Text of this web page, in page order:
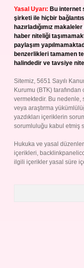
Yasal Uyarı: Bu internet
şirketi ile hiçbir
hazırladığımız
haber niteliği
paylaşım
benzerlikleri tamamen
halindedir ve tavsiye
Sitemiz, 5651 Sayılı
Kurumu (BTK) tarafından
vermektedir. Bu nedenle,
veya araştırma
yazdıkları içeriklerin
sorumluluğu kabul etmiş
Hukuka ve yasal
içerikleri,
ilgili içerikler yasal süre